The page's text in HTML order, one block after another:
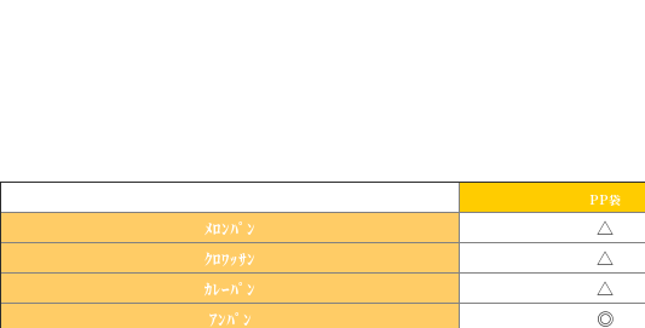
PP袋
ﾒﾛﾝﾊﾟﾝ △
ｸﾛﾜｯｻﾝ △
ｶﾚｰﾊﾟﾝ △
ｱﾝﾊﾟﾝ ◎